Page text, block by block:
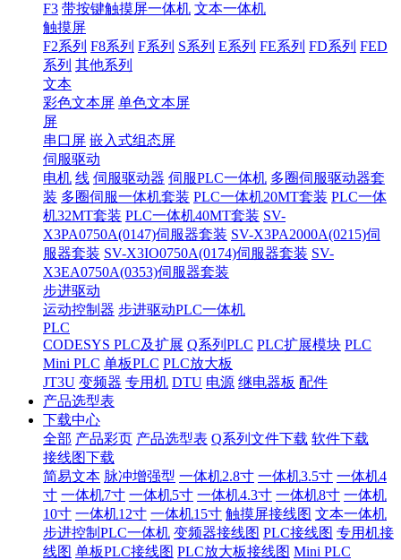
F3 带按键触摸屏一体机 文本一体机
触摸屏
F2系列 F8系列 F系列 S系列 E系列 FE系列 FD系列 FED
系列 其他系列
文本
彩色文本屏 单色文本屏
屏
串口屏 嵌入式组态屏
伺服驱动
电机 线 伺服驱动器 伺服PLC一体机 多圈伺服驱动器套
装 多圈伺服一体机套装 PLC一体机20MT套装 PLC一体
机32MT套装 PLC一体机40MT套装 SV-
X3PA0750A(0147)伺服器套装 SV-X3PA2000A(0215)伺
服器套装 SV-X3IO0750A(0174)伺服器套装 SV-
X3EA0750A(0353)伺服器套装
步进驱动
运动控制器 步进驱动PLC一体机
PLC
CODESYS PLC及扩展 Q系列PLC PLC扩展模块 PLC
Mini PLC 单板PLC PLC放大板
JT3U 变频器 专用机 DTU 电源 继电器板 配件
产品选型表
下载中心
全部 产品彩页 产品选型表 Q系列文件下载 软件下载
接线图下载
简易文本 脉冲增强型 一体机2.8寸 一体机3.5寸 一体机4
寸 一体机7寸 一体机5寸 一体机4.3寸 一体机8寸 一体机
10寸 一体机12寸 一体机15寸 触摸屏接线图 文本一体机
步进控制PLC一体机 变频器接线图 PLC接线图 专用机接
线图 单板PLC接线图 PLC放大板接线图 Mini PLC